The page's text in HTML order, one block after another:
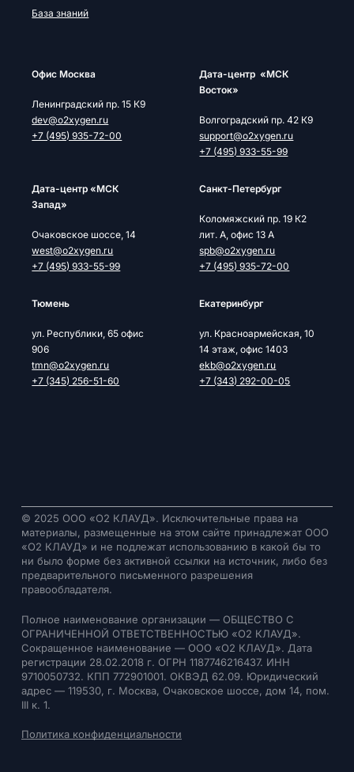
База знаний
Офис Москва
Ленинградский пр. 15 К9
dev@o2xygen.ru
+7 (495) 935-72-00
Дата-центр «МСК
Восток»
Волгоградский пр. 42 К9
support@o2xygen.ru
+7 (495) 933-55-99
Дата-центр «МСК
Запад»
Очаковское шоссе, 14
west@o2xygen.ru
+7 (495) 933-55-99
Cанкт-Петербург
Коломяжский пр. 19 К2
лит. А, офис 13 А
spb@o2xygen.ru
+7 (495) 935-72-00
Тюмень
ул. Республики, 65 офис
906
tmn@o2xygen.ru
+7 (345) 256-51-60
Екатеринбург
ул. Красноармейская, 10
14 этаж, офис 1403
ekb@o2xygen.ru
+7 (343) 292-00-05
© 2025 ООО «О2 КЛАУД». Исключительные права на
материалы, размещенные на этом сайте принадлежат ООО
«О2 КЛАУД» и не подлежат использованию в какой бы то
ни было форме без активной ссылки на источник, либо без
предварительного письменного разрешения
правообладателя.
Полное наименование организации — ОБЩЕСТВО С
ОГРАНИЧЕННОЙ ОТВЕТСТВЕННОСТЬЮ «О2 КЛАУД».
Сокращенное наименование — ООО «О2 КЛАУД». Дата
регистрации 28.02.2018 г. ОГРН 1187746216437. ИНН
9710050732. КПП 772901001. ОКВЭД 62.09. Юридический
адрес — 119530, г. Москва, Очаковское шоссе, дом 14, пом.
III к. 1.
Политика конфиденциальности